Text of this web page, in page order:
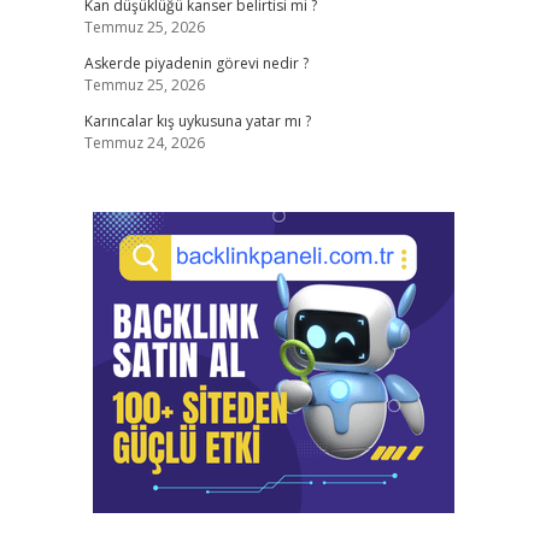
Kan düşüklüğü kanser belirtisi mi ?
Temmuz 25, 2026
Askerde piyadenin görevi nedir ?
Temmuz 25, 2026
Karıncalar kış uykusuna yatar mı ?
Temmuz 24, 2026